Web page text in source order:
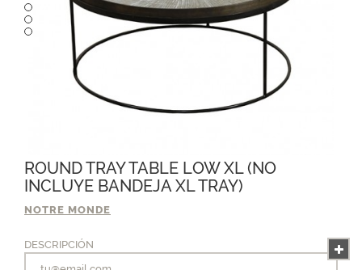
ROUND TRAY TABLE LOW XL (NO
INCLUYE BANDEJA XL TRAY)
NOTRE MONDE
DESCRIPCIÓN